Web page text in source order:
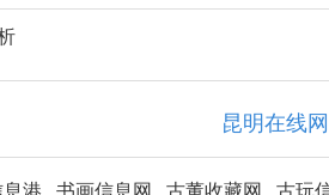
昆明在线网